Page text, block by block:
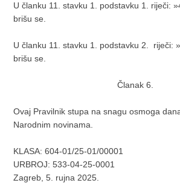
U članku 11. stavku 1. podstavku 1. riječi:
brišu se.
U članku 11. stavku 1. podstavku 2. riječi:
brišu se.
Članak 6.
Ovaj Pravilnik stupa na snagu osmoga
Narodnim novinama.
KLASA: 604-01/25-01/00001
URBROJ: 533-04-25-0001
Zagreb, 5. rujna 2025.